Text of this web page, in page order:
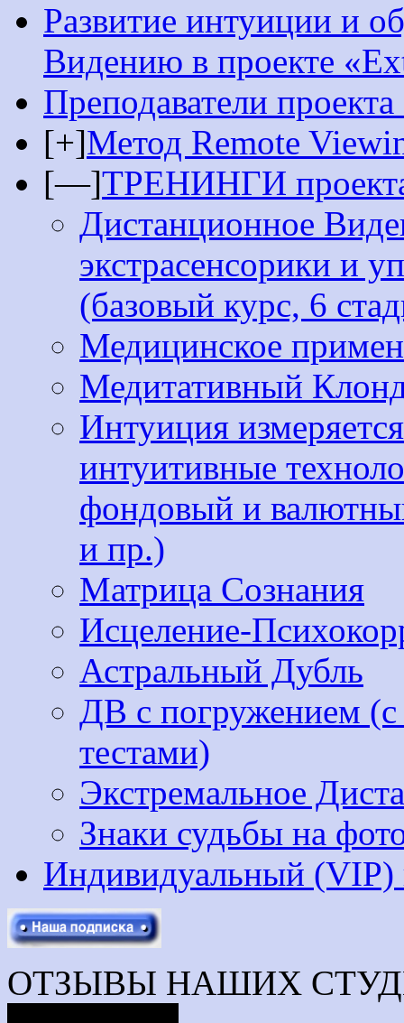
Развитие интуиции и
Видению в проекте
Преподаватели
[+]Метод Remote
[—]ТРЕНИНГИ
Дистанционное
экстрасенсорики и
(базовый курс, 6
Медицинское
Медитативный
Интуиция
интуитивные
фондовый и
и пр.)
Матрица Сознания
Исцеление-
Астральный Дубль
ДВ с погружением
тестами)
Экстремальное
Знаки судьбы на
Индивидуальный
ОТЗЫВЫ НАШИХ